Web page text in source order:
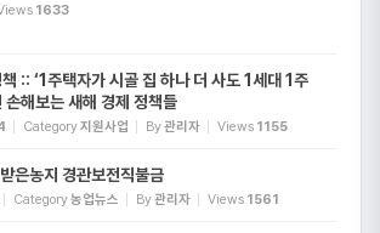
1633
:: ‘1주택자가 시골 집 하나 더 사도 1세대 1주
손해보는 새해 경제 정책들
Category지원사업 By관리자 Views 1155
은농지 경관보전직불금
Category농업뉴스 By관리자 Views 1561